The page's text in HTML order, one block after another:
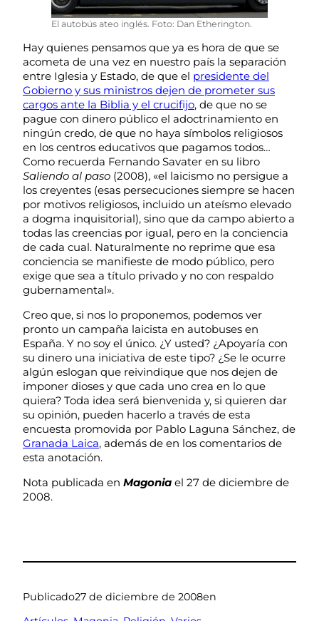
El autobús ateo inglés. Foto: Dan Etherington.
Hay quienes pensamos que ya es hora de que se
acometa de una vez en nuestro país la separación
entre Iglesia y Estado, de que el presidente del
Gobierno y sus ministros dejen de prometer sus
cargos ante la Biblia y el crucifijo, de que no se
pague con dinero público el adoctrinamiento en
ningún credo, de que no haya símbolos religiosos
en los centros educativos que pagamos todos…
Como recuerda Fernando Savater en su libro
Saliendo al paso (2008), «el laicismo no persigue a
los creyentes (esas persecuciones siempre se hacen
por motivos religiosos, incluido un ateísmo elevado
a dogma inquisitorial), sino que da campo abierto a
todas las creencias por igual, pero en la conciencia
de cada cual. Naturalmente no reprime que esa
conciencia se manifieste de modo público, pero
exige que sea a título privado y no con respaldo
gubernamental».
Creo que, si nos lo proponemos, podemos ver
pronto un campaña laicista en autobuses en
España. Y no soy el único. ¿Y usted? ¿Apoyaría con
su dinero una iniciativa de este tipo? ¿Se le ocurre
algún eslogan que reivindique que nos dejen de
imponer dioses y que cada uno crea en lo que
quiera? Toda idea será bienvenida y, si quieren dar
su opinión, pueden hacerlo a través de esta
encuesta promovida por Pablo Laguna Sánchez, de
Granada Laica, además de en los comentarios de
esta anotación.
Nota publicada en Magonia el 27 de diciembre de
2008.
Publicado27 de diciembre de 2008en